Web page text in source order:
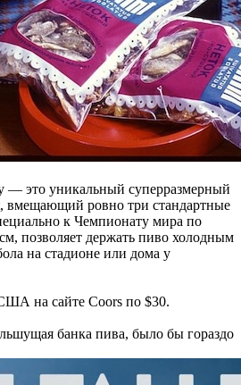
— это уникальный суперразмерный
вмещающий ровно три стандартные
к Чемпионату мира по
позволяет держать пиво холодным
на стадионе или дома у
на сайте Coors по $30.
банка пива, было бы гораздо